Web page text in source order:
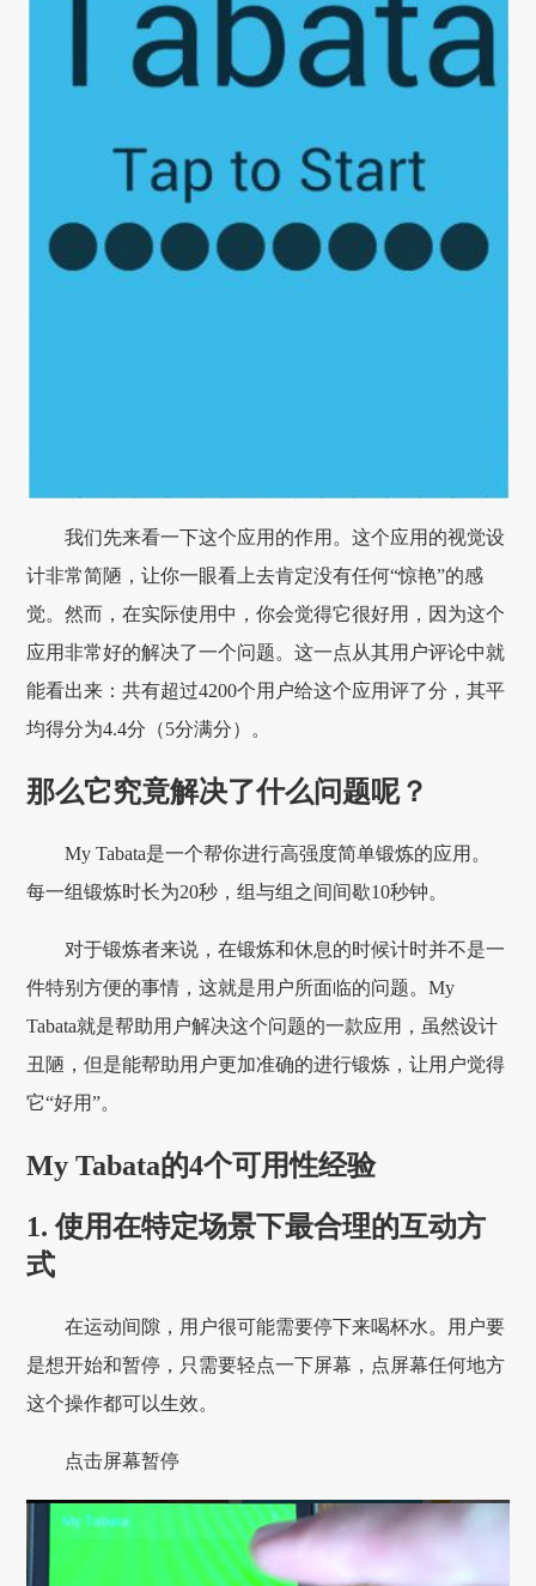
我们先来看一下这个应用的作用。这个应用的视觉设
计非常简陋，让你一眼看上去肯定没有任何“惊艳”的感
觉。然而，在实际使用中，你会觉得它很好用，因为这个
应用非常好的解决了一个问题。这一点从其用户评论中就
能看出来：共有超过4200个用户给这个应用评了分，其平
均得分为4.4分（5分满分）。
那么它究竟解决了什么问题呢？
My Tabata是一个帮你进行高强度简单锻炼的应用。
每一组锻炼时长为20秒，组与组之间间歇10秒钟。
对于锻炼者来说，在锻炼和休息的时候计时并不是一
件特别方便的事情，这就是用户所面临的问题。My
Tabata就是帮助用户解决这个问题的一款应用，虽然设计
丑陋，但是能帮助用户更加准确的进行锻炼，让用户觉得
它“好用”。
My Tabata的4个可用性经验
1. 使用在特定场景下最合理的互动方
式
在运动间隙，用户很可能需要停下来喝杯水。用户要
是想开始和暂停，只需要轻点一下屏幕，点屏幕任何地方
这个操作都可以生效。
点击屏幕暂停